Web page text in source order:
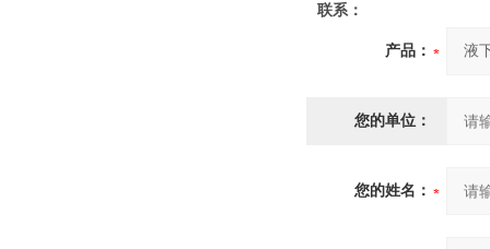
联系：
产品：
您的单位：
您的姓名：